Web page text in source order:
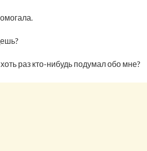
раз кто-нибудь подумал обо мне?